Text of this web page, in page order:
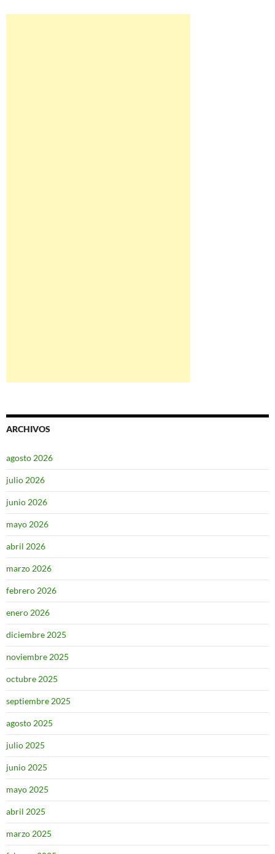
ARCHIVOS
agosto 2026
julio 2026
junio 2026
mayo 2026
abril 2026
marzo 2026
febrero 2026
enero 2026
diciembre 2025
noviembre 2025
octubre 2025
septiembre 2025
agosto 2025
julio 2025
junio 2025
mayo 2025
abril 2025
marzo 2025